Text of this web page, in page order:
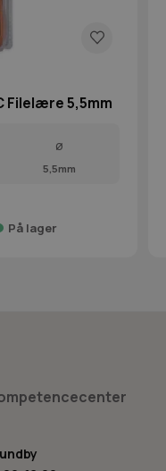
Filelære 5,5mm
Ø
5,5mm
På lager